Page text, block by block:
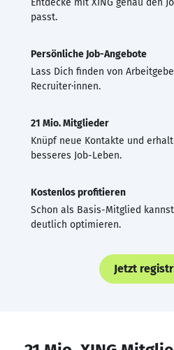
passt.
Persönliche Job-Angebote
Lass Dich finden von
Recruiter·innen.
21 Mio. Mitglieder
Knüpf neue Kontakte und
besseres Job-Leben.
Kostenlos profitieren
Schon als Basis-Mitglied
deutlich optimieren.
Jetzt